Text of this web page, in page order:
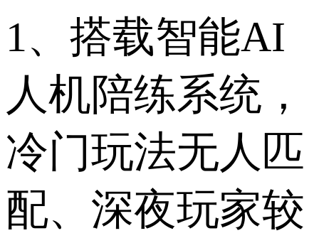
1、搭载智能AI
人机陪练系统，
冷门玩法无人匹
配、深夜玩家较